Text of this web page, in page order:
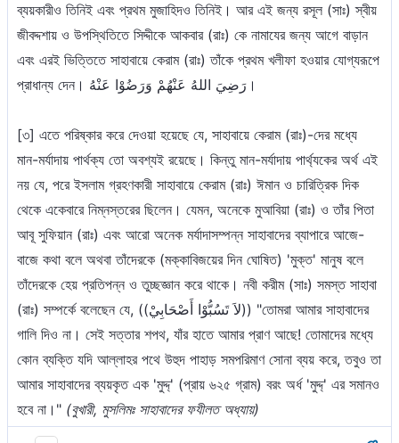
ব্যয়কারীও তিনিই এবং প্রথম মুজাহিদও তিনিই। আর এই জন্য রসূল (সাঃ) স্বীয়
জীবদ্দশায় ও উপস্থিতিতে সিদ্দীকে আকবার (রাঃ) কে নামাযের জন্য আগে বাড়ান
এবং এরই ভিত্তিতে সাহাবায়ে কেরাম (রাঃ) তাঁকে প্রথম খলীফা হওয়ার যোগ্যরূপে
প্রাধান্য দেন। رَضِيَ اللهُ عَنْهُمْ وَرَضُوْا عَنْهُ।
[৩] এতে পরিষ্কার করে দেওয়া হয়েছে যে, সাহাবায়ে কেরাম (রাঃ)-দের মধ্যে
মান-মর্যাদায় পার্থক্য তো অবশ্যই রয়েছে। কিন্তু মান-মর্যাদায় পার্থ্যকের অর্থ এই
নয় যে, পরে ইসলাম গ্রহণকারী সাহাবায়ে কেরাম (রাঃ) ঈমান ও চারিত্রিক দিক
থেকে একেবারে নিম্নস্তরের ছিলেন। যেমন, অনেকে মুআবিয়া (রাঃ) ও তাঁর পিতা
আবূ সুফিয়ান (রাঃ) এবং আরো অনেক মর্যাদাসম্পন্ন সাহাবাদের ব্যাপারে আজে-
বাজে কথা বলে অথবা তাঁদেরকে (মক্কাবিজয়ের দিন ঘোষিত) 'মুক্ত' মানুষ বলে
তাঁদেরকে হেয় প্রতিপন্ন ও তুচ্ছজ্ঞান করে থাকে। নবী করীম (সাঃ) সমস্ত সাহাবা
(রাঃ) সম্পর্কে বলেছেন যে, ((لاَ تَسُبُّوْا أَصْحَابِيْ)) "তোমরা আমার সাহাবাদের
গালি দিও না। সেই সত্তার শপথ, যাঁর হাতে আমার প্রাণ আছে! তোমাদের মধ্যে
কোন ব্যক্তি যদি আল্লাহর পথে উহুদ পাহাড় সমপরিমাণ সোনা ব্যয় করে, তবুও তা
আমার সাহাবাদের ব্যয়কৃত এক 'মুদ্দ্' (প্রায় ৬২৫ গ্রাম) বরং অর্ধ 'মুদ্দ্' এর সমানও
হবে না।" (বুখারী, মুসলিমঃ সাহাবাদের ফযীলত অধ্যায়)